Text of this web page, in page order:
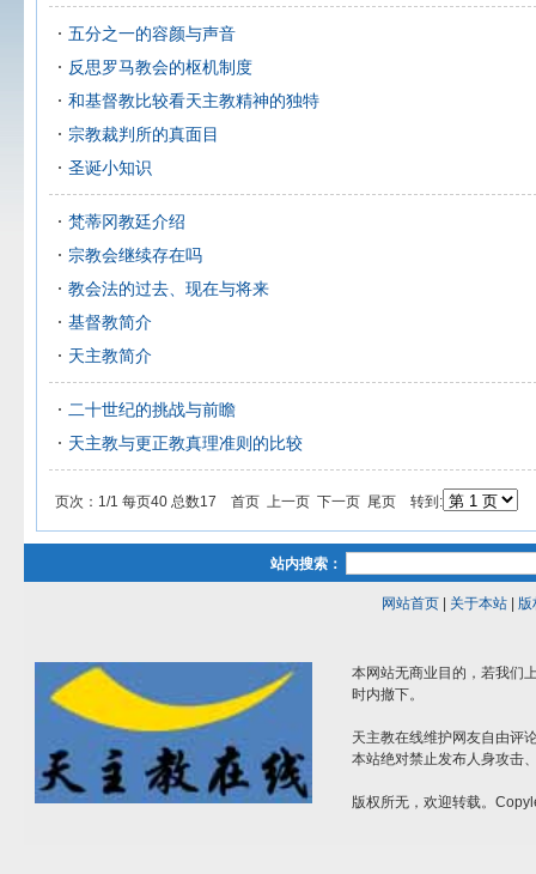
五分之一的容颜与声音
反思罗马教会的枢机制度
和基督教比较看天主教精神的独特
宗教裁判所的真面目
圣诞小知识
梵蒂冈教廷介绍
宗教会继续存在吗
教会法的过去、现在与将来
基督教简介
天主教简介
二十世纪的挑战与前瞻
天主教与更正教真理准则的比较
页次：1/1 每页40 总数17 首页 上一页 下一页 尾页 转到:
站内搜索：
网站首页| 关于本站| 版
本网站无商业目的，若我们
时内撤下。
天主教在线维护网友自由评
本站绝对禁止发布人身攻击
版权所无，欢迎转载。